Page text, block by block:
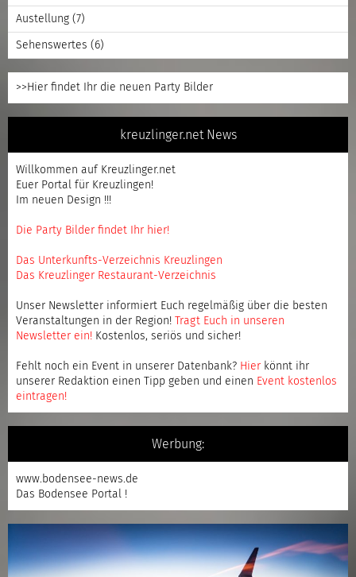
Austellung (7)
Sehenswertes (6)
>>Hier findet Ihr die neuen Party Bilder
kreuzlinger.net News
Willkommen auf Kreuzlinger.net
Euer Portal für Kreuzlingen!
Im neuen Design !!!
Die Party Bilder findet Ihr hier!
Das Unterkunfts-Verzeichnis Kreuzlingen
Das Kreuzlinger Restaurant-Verzeichnis
Unser Newsletter informiert Euch regelmäßig über die besten
Veranstaltungen in der Region!
Tragt Euch in unseren
Newsletter ein! Kostenlos, seriös und sicher!
Fehlt noch ein Event in unserer Datenbank? Hier könnt ihr
unserer Redaktion einen Tipp geben und einen Event kostenlos
eintragen!
Werbung:
www.bodensee-news.de
Das Bodensee Portal !